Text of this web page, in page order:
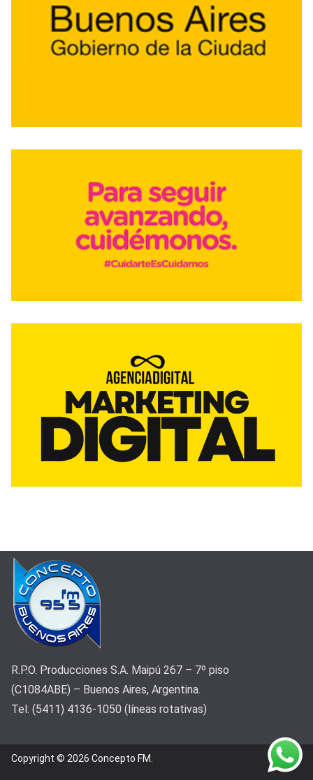
R.P.O. Producciones S.A. Maipú 267 – 7º piso
(C1084ABE) – Buenos Aires, Argentina.
Tel: (5411) 4136-1050 (líneas rotativas)
Copyright © 2026 Concepto FM